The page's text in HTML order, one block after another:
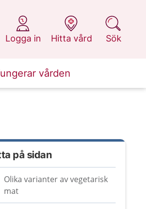
Logga in
på 1177.se
Hitta vård
på 1177.se
Sök
på 1177.se
vården
på sidan
Olika varianter av vegetarisk
mat